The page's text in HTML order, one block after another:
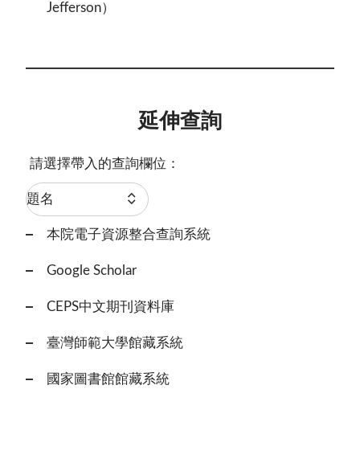
Jefferson）
延伸查詢
請選擇帶入的查詢欄位：
本院電子資源整合查詢系統
Google Scholar
CEPS中文期刊資料庫
臺灣師範大學館藏系統
國家圖書館館藏系統